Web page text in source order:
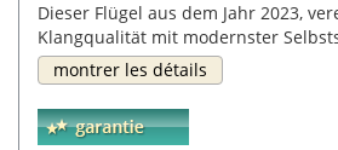
Dieser Flügel aus dem Jahr 2023,
Klangqualität mit modernster
montrer les détails